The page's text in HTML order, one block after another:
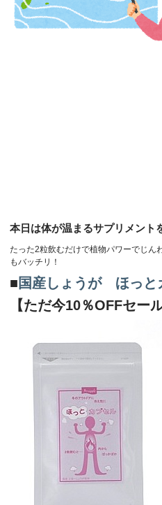
本日は体が温まるサプリメント
たった2粒飲むだけで植物パワーでじん
もバッチリ！
■国産しょうが ほっと
【ただ今10％OFFセー